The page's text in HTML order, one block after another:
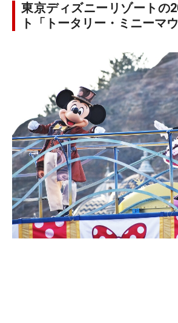
東京ディズニーリゾートの
ト「トータリー・ミニーマウ